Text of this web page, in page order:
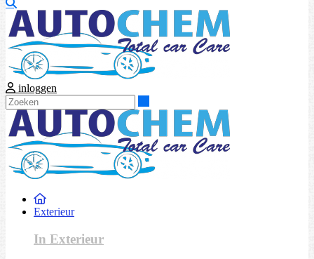
inloggen
Exterieur
In Exterieur